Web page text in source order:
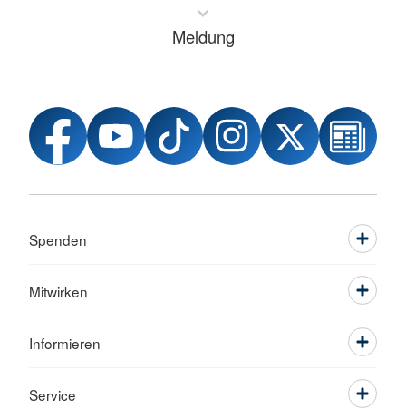
Meldung
Spenden
Mitwirken
Informieren
Service